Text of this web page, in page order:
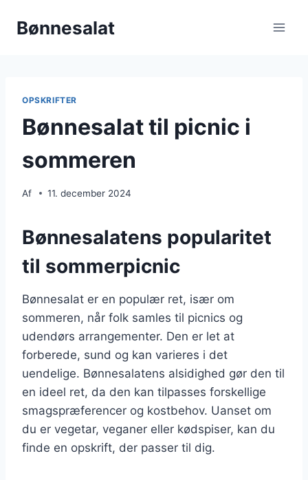
Bønnesalat
OPSKRIFTER
Bønnesalat til picnic i
sommeren
Af 11. december 2024
Bønnesalatens popularitet
til sommerpicnic
Bønnesalat er en populær ret, især om
sommeren, når folk samles til picnics og
udendørs arrangementer. Den er let at
forberede, sund og kan varieres i det
uendelige. Bønnesalatens alsidighed gør den til
en ideel ret, da den kan tilpasses forskellige
smagspræferencer og kostbehov. Uanset om
du er vegetar, veganer eller kødspiser, kan du
finde en opskrift, der passer til dig.